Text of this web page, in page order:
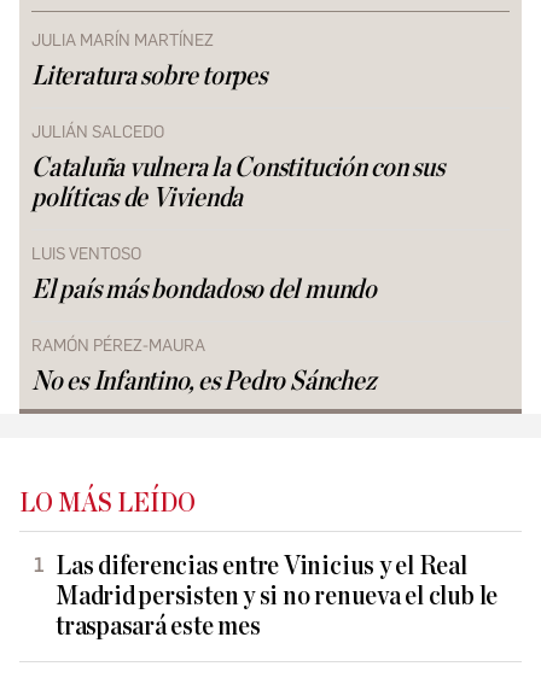
JULIA MARÍN MARTÍNEZ
Literatura sobre torpes
JULIÁN SALCEDO
Cataluña vulnera la Constitución con sus
políticas de Vivienda
LUIS VENTOSO
El país más bondadoso del mundo
RAMÓN PÉREZ-MAURA
No es Infantino, es Pedro Sánchez
LO MÁS LEÍDO
Las diferencias entre Vinicius y el Real
Madrid persisten y si no renueva el club le
traspasará este mes